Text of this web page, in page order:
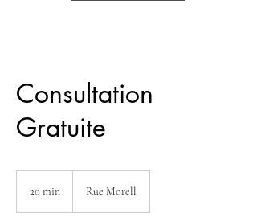
Consultation
Gratuite
20 min Rue Morell